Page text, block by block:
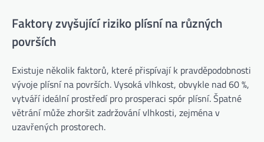
Faktory zvyšující riziko plísní na různých
površích
Existuje několik faktorů, které přispívají k pravděpodobnosti
vývoje plísní na površích. Vysoká vlhkost, obvykle nad 60 %,
vytváří ideální prostředí pro prosperaci spór plísní. Špatné
větrání může zhoršit zadržování vlhkosti, zejména v
uzavřených prostorech.